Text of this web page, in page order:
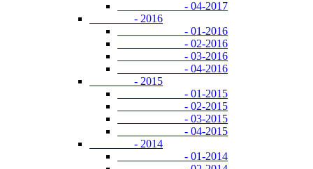
- 04-2017
- 2016
- 01-2016
- 02-2016
- 03-2016
- 04-2016
- 2015
- 01-2015
- 02-2015
- 03-2015
- 04-2015
- 2014
- 01-2014